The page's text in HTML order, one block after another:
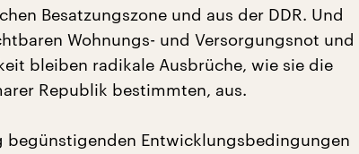
Besatzungszone und aus der DDR. Und
Wohnungs- und Versorgungsnot und
bleiben radikale Ausbrüche, wie sie die
Republik bestimmten, aus.
begünstigenden Entwicklungsbedingungen